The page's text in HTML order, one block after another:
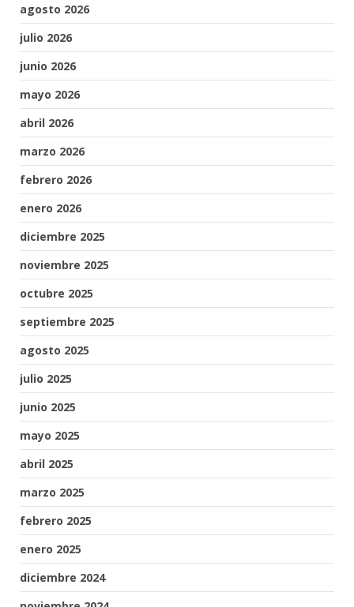
agosto 2026
julio 2026
junio 2026
mayo 2026
abril 2026
marzo 2026
febrero 2026
enero 2026
diciembre 2025
noviembre 2025
octubre 2025
septiembre 2025
agosto 2025
julio 2025
junio 2025
mayo 2025
abril 2025
marzo 2025
febrero 2025
enero 2025
diciembre 2024